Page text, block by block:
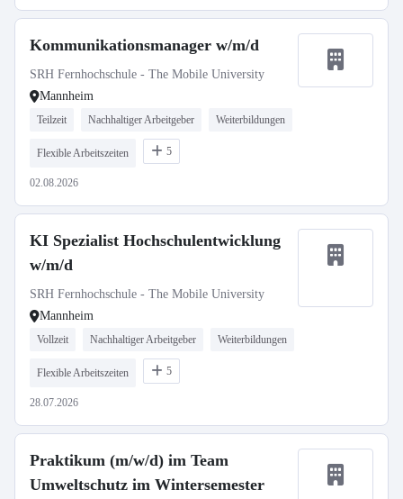
Kommunikationsmanager w/m/d
SRH Fernhochschule - The Mobile University
Mannheim
Teilzeit Nachhaltiger Arbeitgeber Weiterbildungen
Flexible Arbeitszeiten 5
02.08.2026
KI Spezialist Hochschulentwicklung
w/m/d
SRH Fernhochschule - The Mobile University
Mannheim
Vollzeit Nachhaltiger Arbeitgeber Weiterbildungen
Flexible Arbeitszeiten 5
28.07.2026
Praktikum (m/w/d) im Team
Umweltschutz im Wintersemester